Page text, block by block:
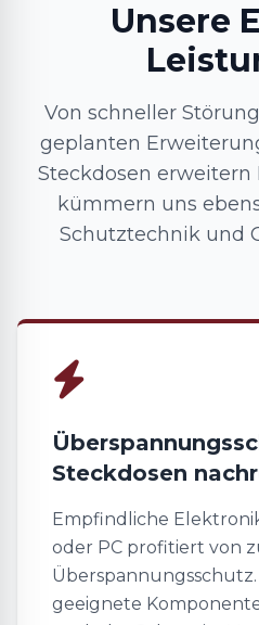
Unsere
Von schneller
geplanten
Steckdosen
kümmern uns
Schutztechnik und
Steckdosen
Empfindliche
oder PC profitiert von
geeignete